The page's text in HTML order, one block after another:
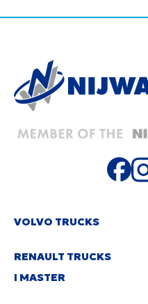
VOLVO TRUCKS
RENAULT TRUCKS
I MASTER